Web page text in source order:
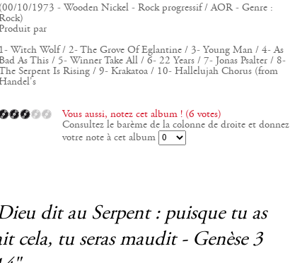
10/1973 - Wooden Nickel - Rock progressif / AOR - Genre :
par
Witch Wolf / 2- The Grove Of Eglantine / 3- Young Man / 4- As
As This / 5- Winner Take All / 6- 22 Years / 7- Jonas Psalter / 8-
Serpent Is Rising / 9- Krakatoa / 10- Hallelujah Chorus (from
Vous aussi, notez cet album ! (6 votes)
Consultez le barème de la colonne de droite et donnez
votre note à cet album
dit au Serpent : puisque tu as
cela, tu seras maudit - Genèse 3